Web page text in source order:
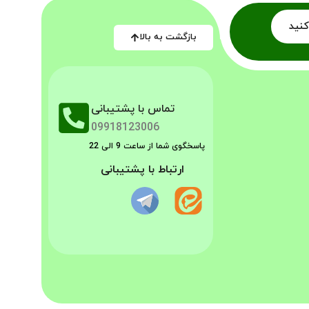
بازگشت به بالا
تماس با پشتیبانی
09918123006
پاسخگوی شما از ساعت 9 الی 22
ارتباط با پشتیبانی